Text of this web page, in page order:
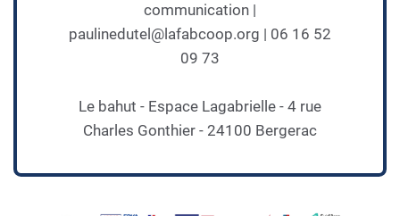
communication |
paulinedutel@lafabcoop.org | 06 16 52
09 73
Le bahut - Espace Lagabrielle - 4 rue
Charles Gonthier - 24100 Bergerac